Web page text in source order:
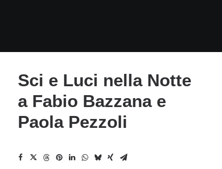
Sci e Luci nella Notte
a Fabio Bazzana e
Paola Pezzoli